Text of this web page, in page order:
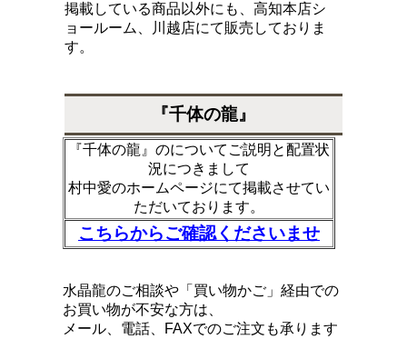
掲載している商品以外にも、 高知本店シ
ョールーム、川越店にて販売しておりま
す。
『千体の龍』
『千体の龍』のについてご説明と配置状
況につきまして
村中愛のホームページにて掲載させてい
ただいております。
こちらからご確認くださいませ
水晶龍のご相談や「買い物かご」経由での
お買い物が不安な方は、
メール、電話、FAXでのご注文も承ります